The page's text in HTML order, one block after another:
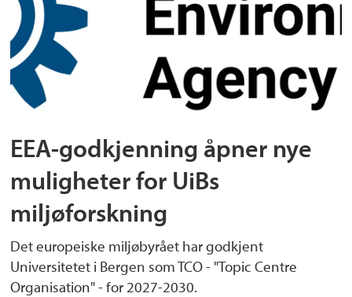
EEA-godkjenning åpner nye
muligheter for UiBs
miljøforskning
Det europeiske miljøbyrået har godkjent
Universitetet i Bergen som TCO - "Topic Centre
Organisation" - for 2027-2030.